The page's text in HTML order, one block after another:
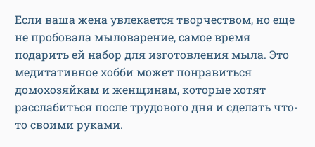
Если ваша жена увлекается творчеством, но еще
не пробовала мыловарение, самое время
подарить ей набор для изготовления мыла. Это
медитативное хобби может понравиться
домохозяйкам и женщинам, которые хотят
расслабиться после трудового дня и сделать что-
то своими руками.